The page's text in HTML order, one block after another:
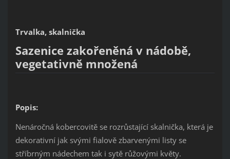
Trvalka, skalnička
Sazenice zakořeněná v nádobě,
vegetativně množená
Popis:
Nenáročná kobercovitě se rozrůstající skalnička, která je
dekorativní jak svými fialově zbarvenými listy se
stříbrným nádechem tak i sytě růžovými květy.